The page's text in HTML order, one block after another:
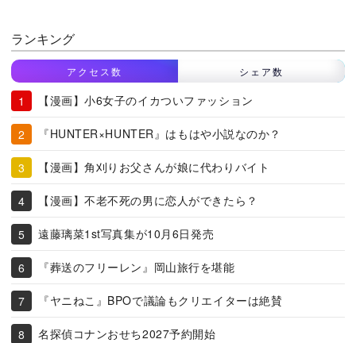
ランキング
アクセス数 シェア数
【漫画】小6女子のイカついファッション
『HUNTER×HUNTER』はもはや小説なのか？
【漫画】角刈りお父さんが娘に代わりバイト
【漫画】不老不死の男に恋人ができたら？
遠藤璃菜1st写真集が10月6日発売
『葬送のフリーレン』岡山旅行を堪能
『ヤニねこ』BPOで議論もクリエイターは絶賛
名探偵コナンおせち2027予約開始